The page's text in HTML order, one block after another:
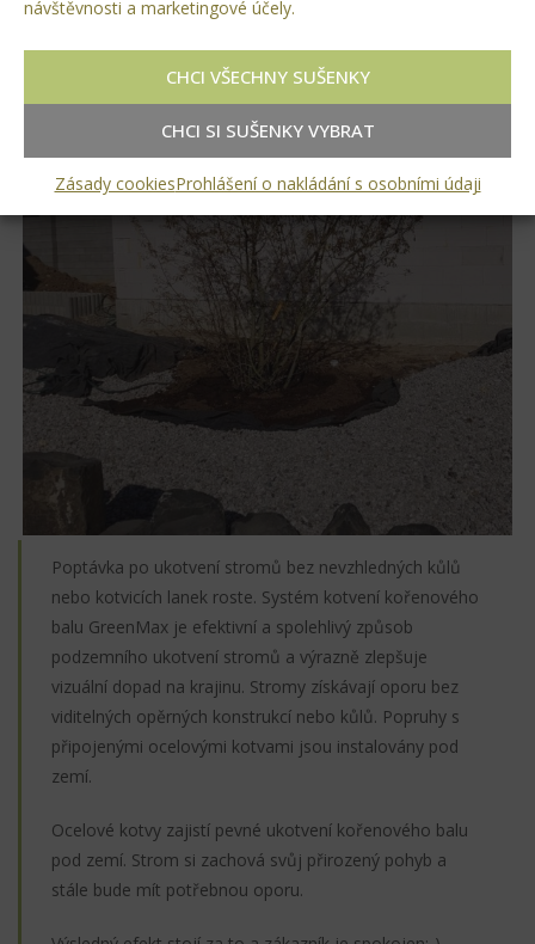
návštěvnosti a marketingové účely.
CHCI VŠECHNY SUŠENKY
CHCI SI SUŠENKY VYBRAT
Zásady cookiesProhlášení o nakládání s osobními údaji
Poptávka po ukotvení stromů bez nevzhledných kůlů
nebo kotvicích lanek roste. Systém kotvení kořenového
balu GreenMax je efektivní a spolehlivý způsob
podzemního ukotvení stromů a výrazně zlepšuje
vizuální dopad na krajinu. Stromy získávají oporu bez
viditelných opěrných konstrukcí nebo kůlů. Popruhy s
připojenými ocelovými kotvami jsou instalovány pod
zemí.
Ocelové kotvy zajistí pevné ukotvení kořenového balu
pod zemí. Strom si zachová svůj přirozený pohyb a
stále bude mít potřebnou oporu.